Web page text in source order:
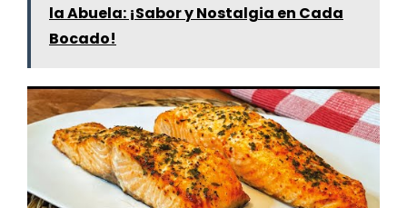
la Abuela: ¡Sabor y Nostalgia en Cada
Bocado!